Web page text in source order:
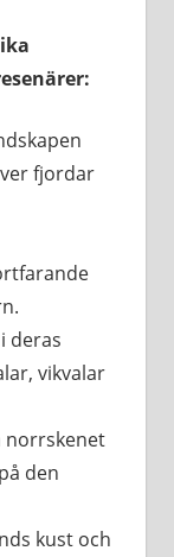
fjordar
deras
vikvalar
norrskenet
den
kust och